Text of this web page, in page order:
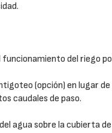
del riego
(opción) en lugar
caudales de paso.
agua sobre la cubierta